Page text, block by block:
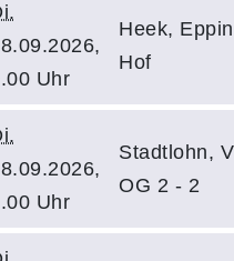
Uhr
Heek,
Hof
Uhr
Stadtlohn,
OG 2 - 2